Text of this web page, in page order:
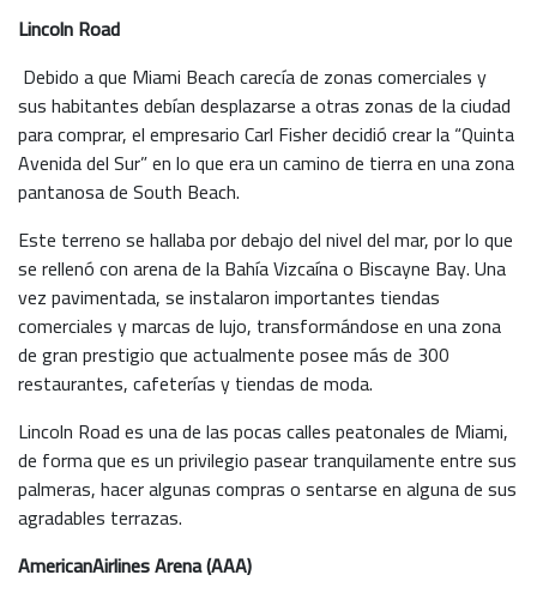
Lincoln Road
Debido a que Miami Beach carecía de zonas comerciales y
sus habitantes debían desplazarse a otras zonas de la ciudad
para comprar, el empresario Carl Fisher decidió crear la “Quinta
Avenida del Sur” en lo que era un camino de tierra en una zona
pantanosa de South Beach.
Este terreno se hallaba por debajo del nivel del mar, por lo que
se rellenó con arena de la Bahía Vizcaína o Biscayne Bay. Una
vez pavimentada, se instalaron importantes tiendas
comerciales y marcas de lujo, transformándose en una zona
de gran prestigio que actualmente posee más de 300
restaurantes, cafeterías y tiendas de moda.
Lincoln Road es una de las pocas calles peatonales de Miami,
de forma que es un privilegio pasear tranquilamente entre sus
palmeras, hacer algunas compras o sentarse en alguna de sus
agradables terrazas.
AmericanAirlines Arena (AAA)